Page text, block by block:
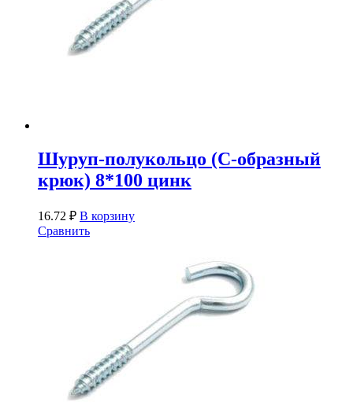
Шуруп-полукольцо (С-образный
крюк) 8*100 цинк
16.72 ₽ В корзину
Сравнить